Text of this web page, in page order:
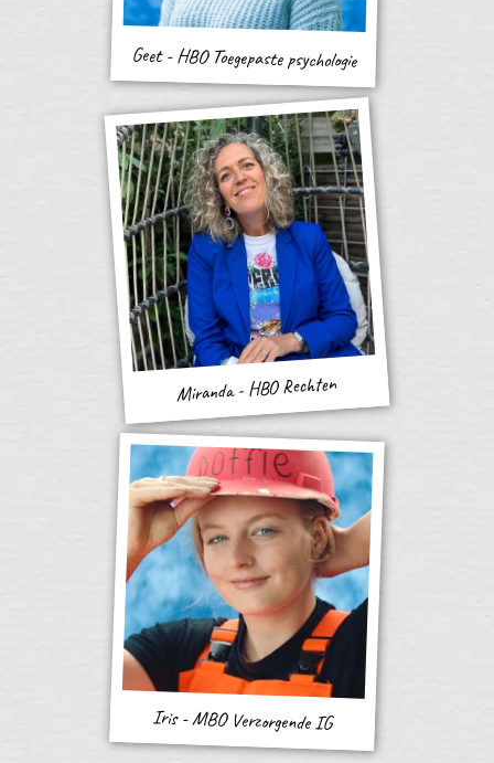
Geet - HBO Toegepaste psychologie
Miranda - HBO Rechten
Iris - MBO Verzorgende IG